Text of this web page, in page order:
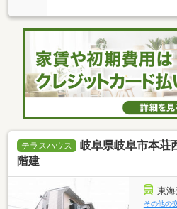
テラスハウス
岐阜県岐阜市本荘
階建
東
その他の